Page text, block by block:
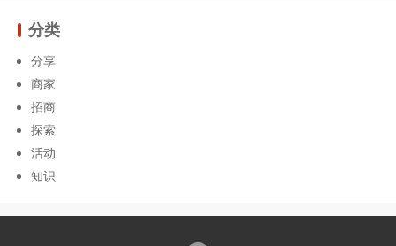
分类
分享
商家
招商
探索
活动
知识